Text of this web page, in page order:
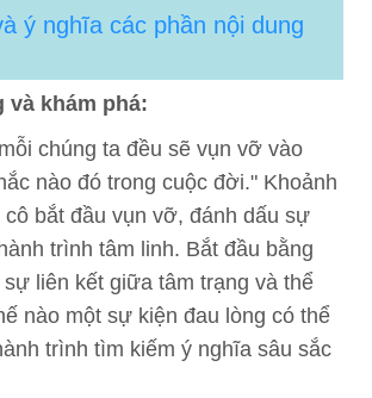
ý nghĩa các phần nội dung
và khám phá:
chúng ta đều sẽ vụn vỡ vào
nào đó trong cuộc đời." Khoảnh
cô bắt đầu vụn vỡ, đánh dấu sự
trình tâm linh. Bắt đầu bằng
liên kết giữa tâm trạng và thể
nào một sự kiện đau lòng có thể
trình tìm kiếm ý nghĩa sâu sắc